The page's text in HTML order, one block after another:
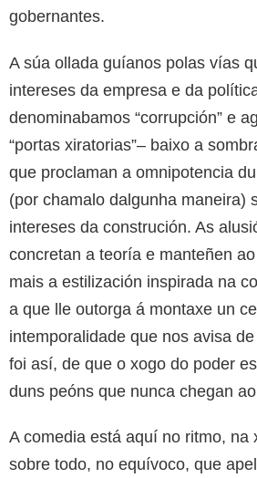
gobernantes.
A súa ollada guíanos polas vías
intereses da empresa e da
denominabamos “corrupción” e
“portas xiratorias”– baixo a
que proclaman a omnipotencia
(por chamalo dalgunha maneira)
intereses da construción. As
concretan a teoría e manteñen
mais a estilización inspirada na
a que lle outorga á montaxe un
intemporalidade que nos avisa
foi así, de que o xogo do poder
duns peóns que nunca chegan
A comedia está aquí no ritmo, na
sobre todo, no equívoco, que